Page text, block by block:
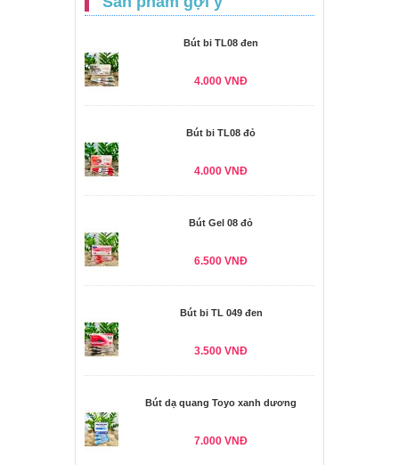
Bút bi TL08 đen
4.000 VNĐ
Bút bi TL08 đỏ
4.000 VNĐ
Bút Gel 08 đỏ
6.500 VNĐ
Bút bi TL 049 đen
3.500 VNĐ
Bút dạ quang Toyo xanh dương
7.000 VNĐ